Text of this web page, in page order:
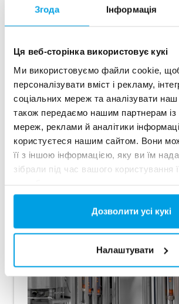
Згода Інформація
Ця веб-сторінка використовує кукі
Ми використовуємо файли cookie,
персоналізувати вміст і рекламу,
соціальних мереж та аналізувати
також передаємо нашим партнерам із
мереж, реклами й аналітики
користуєтеся нашим сайтом. Вони
її з іншою інформацією, яку ви їм
зібрали під час вашого користування
Дозволити усі кукі
Налаштувати
воду з низькою провідністю для
Зв'яжіться з нами
отримання більше
Обрані референції DPRO